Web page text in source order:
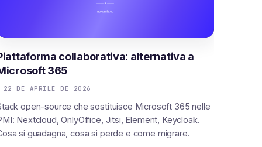
collaborativa: alternativa a
365
22 DE APRILE DE 2026
open-source che sostituisce Microsoft 365 nelle
Nextcloud, OnlyOffice, Jitsi, Element, Keycloak.
si guadagna, cosa si perde e come migrare.